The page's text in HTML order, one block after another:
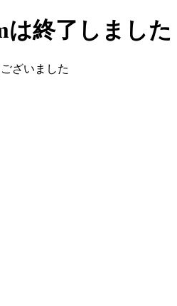
は終了しました
ざいました